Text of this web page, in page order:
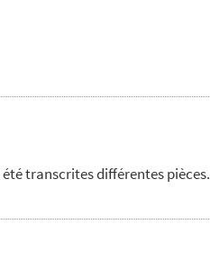
transcrites différentes pièces.